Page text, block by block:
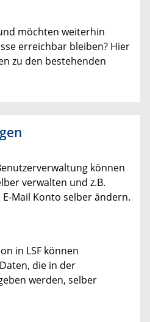
möchten weiterhin
erreichbar bleiben? Hier
zu den bestehenden
können
verwalten und z.B.
Mail Konto selber ändern.
in LSF können
die in der
werden, selber